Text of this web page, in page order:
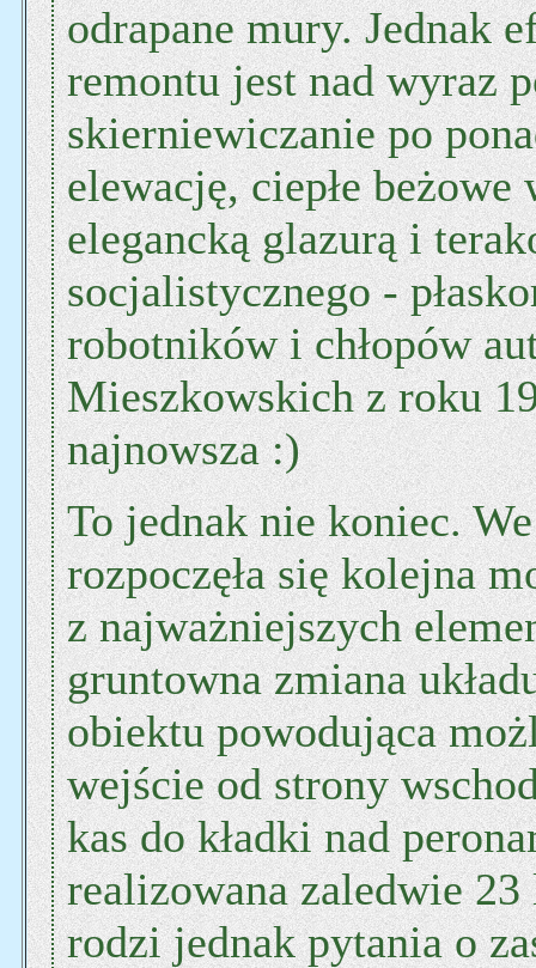
odrapane mury. Jednak
remontu jest nad wyraz
skierniewiczanie po
elewację, ciepłe
elegancką glazurą i
socjalistycznego -
robotników i chłopów
Mieszkowskich z roku
najnowsza :)
To jednak nie koniec.
rozpoczęła się kolejna
z najważniejszych
gruntowna zmiana
obiektu powodująca
wejście od strony
kas do kładki nad
realizowana zaledwie
rodzi jednak pytania o